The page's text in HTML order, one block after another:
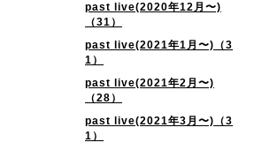
past live(2020年12月〜)
（31）
past live(2021年1月〜)（3
1）
past live(2021年2月〜)
（28）
past live(2021年3月〜)（3
1）